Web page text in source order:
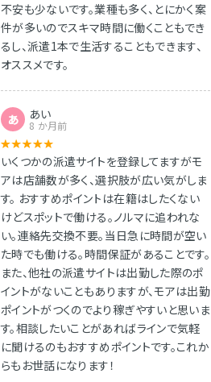
不安も少ないです。業種も多く、とにかく案
件が多いのでスキマ時間に働くこともでき
るし、派遣1本で生活することもできます、
オススメです。
あ あい
8 か月前
いくつかの派遣サイトを登録してますがモ
アは店舗数が多く、選択肢が広い気がしま
す。 おすすめポイントは在籍はしたくない
けどスポットで働ける。ノルマに追われな
い。連絡先交換不要。当日急に時間が空い
た時でも働ける。時間保証があることです。
また、他社の派遣サイトは出勤した際のポ
イントがないこともありますが、モアは出勤
ポイントがつくのでより稼ぎやすいと思いま
す。相談したいことがあればラインで気軽
に聞けるのもおすすめポイントです。これか
らもお世話になります！